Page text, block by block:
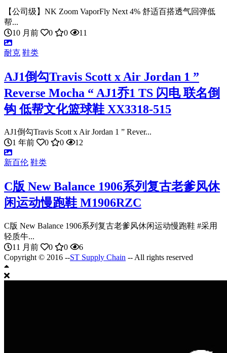
【公司级】NK Zoom VaporFly Next 4% 舒适百搭透气回弹低
帮...
10 月前
0 0 11
耐克 鞋类
AJ1倒勾Travis Scott x Air Jordan 1 ”
Reverse Mocha “ AJ1乔1 TS 闪电 联名倒
钩 低帮文化篮球鞋 XX3318-515
AJ1倒勾Travis Scott x Air Jordan 1 ” Rever...
1 年前
0 0 12
新百伦 鞋类
C版 New Balance 1906系列复古老爹风休
闲运动慢跑鞋 M1906RZC
C版 New Balance 1906系列复古老爹风休闲运动慢跑鞋 #采用
轻质牛...
11 月前
0 0
6
Copyright © 2016 --ST Supply Chain -- All rights reserved